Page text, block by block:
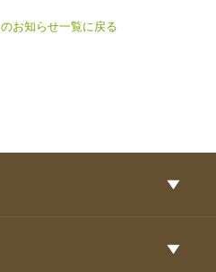
お知らせ一覧に戻る